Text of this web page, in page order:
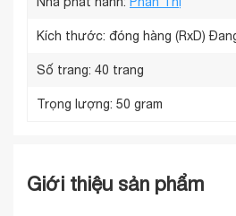
Kích thước: đóng hàng (RxD)
Số trang: 40 trang
Trọng lượng: 50 gram
Giới thiệu sản phẩm